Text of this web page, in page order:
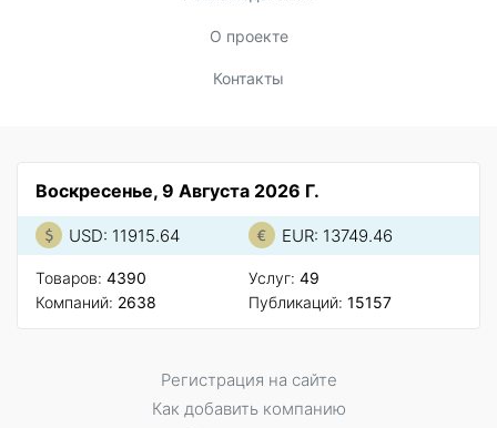
О проекте
Контакты
Воскресенье, 9 Августа 2026 Г.
USD: 11915.64 EUR: 13749.46
Товаров: 4390
Компаний: 2638
Услуг: 49
Публикаций: 15157
Регистрация на сайте
Как добавить компанию